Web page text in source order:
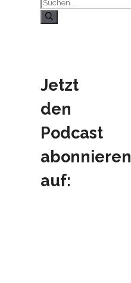
nach:
Jetzt
den
Podcast
abonnieren
auf: